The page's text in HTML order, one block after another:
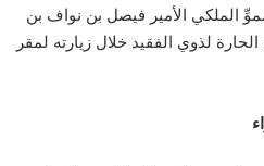
الملكي الأمير فيصل بن نواف بن
الحارة لذوي الفقيد خلال زيارته لمقر